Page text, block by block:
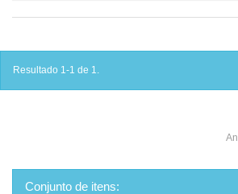
Resultado 1-1 de 1.
Conjunto de itens: